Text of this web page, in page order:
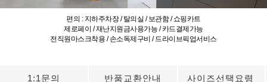
편의 : 지하주차장 / 탈의실 / 보관함 / 쇼핑카트
제로페이 / 재난지원금사용가능 / 카드결제가능
전직원마스크착용 / 손소독제구비 / 드라이브픽업서비스
1:1문의 반품교환안내 사이즈선택요령